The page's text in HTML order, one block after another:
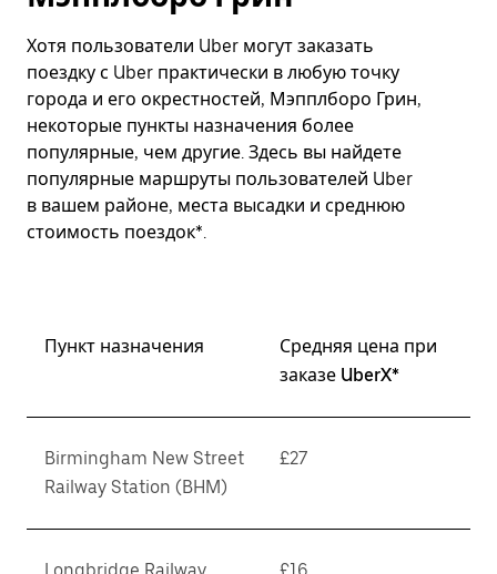
Хотя пользователи Uber могут заказать
поездку с Uber практически в любую точку
города и его окрестностей, Мэпплборо Грин,
некоторые пункты назначения более
популярные, чем другие. Здесь вы найдете
популярные маршруты пользователей Uber
в вашем районе, места высадки и среднюю
стоимость поездок*.
Пункт назначения
Средняя цена при
заказе UberX*
Birmingham New Street
Railway Station (BHM)
£27